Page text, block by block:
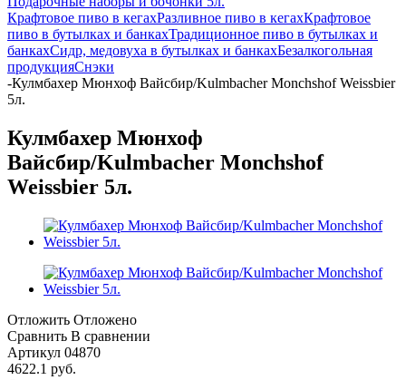
Крафтовое пиво в кегахРазливное пиво в кегахКрафтовое
пиво в бутылках и банкахТрадиционное пиво в бутылках и
банкахСидр, медовуха в бутылках и банкахБезалкогольная
продукцияСнэки
-Кулмбахер Мюнхоф Вайсбир/Kulmbacher Monchshof Weissbier
5л.
Кулмбахер Мюнхоф
Вайсбир/Kulmbacher Monchshof
Weissbier 5л.
Отложить Отложено
Сравнить В сравнении
Артикул 04870
4622.1 руб.